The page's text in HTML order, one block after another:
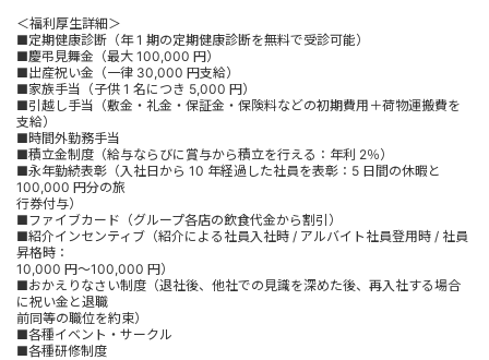
＜福利厚生詳細＞
■定期健康診断（年 1 期の定期健康診断を無料で受診可能）
■慶弔見舞金（最大 100,000 円）
■出産祝い金（一律 30,000 円支給）
■家族手当（子供 1 名につき 5,000 円）
■引越し手当（敷金・礼金・保証金・保険料などの初期費用＋荷物運搬費を
支給）
■時間外勤務手当
■積立金制度（給与ならびに賞与から積立を行える：年利 2％）
■永年勤続表彰（入社日から 10 年経過した社員を表彰：5 日間の休暇と
100,000 円分の旅
行券付与）
■ファイブカード（グループ各店の飲食代金から割引）
■紹介インセンティブ（紹介による社員入社時 / アルバイト社員登用時 / 社員
昇格時：
10,000 円～100,000 円）
■おかえりなさい制度（退社後、他社での見識を深めた後、再入社する場合
に祝い金と退職
前同等の職位を約束）
■各種イベント・サークル
■各種研修制度